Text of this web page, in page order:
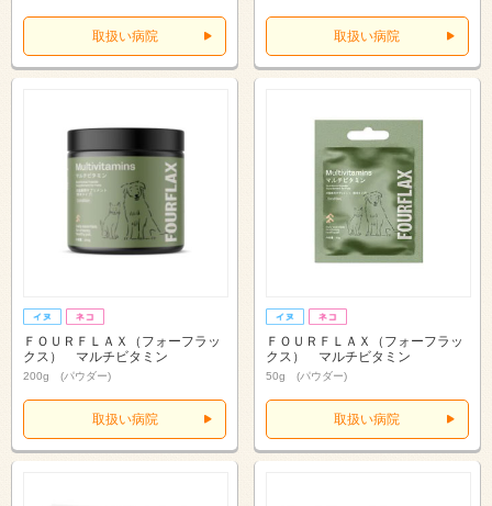
取扱い病院 取扱い病院
ＦＯＵＲＦＬＡＸ（フォーフラッ
クス） マルチビタミン
200g (パウダー)
取扱い病院
ＦＯＵＲＦＬＡＸ（フォーフラッ
クス） マルチビタミン
50g (パウダー)
取扱い病院